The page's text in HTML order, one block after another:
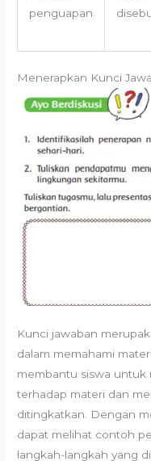
penguapan
Menerapkan Kunci
Kunci jawaban
dalam memahami
membantu siswa untuk
terhadap materi dan
ditingkatkan. Dengan
dapat melihat contoh
langkah-langkah yang